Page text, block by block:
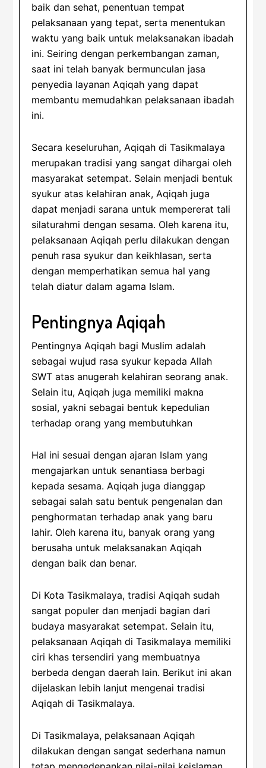
baik dan sehat, penentuan tempat
pelaksanaan yang tepat, serta menentukan
waktu yang baik untuk melaksanakan ibadah
ini. Seiring dengan perkembangan zaman,
saat ini telah banyak bermunculan jasa
penyedia layanan Aqiqah yang dapat
membantu memudahkan pelaksanaan ibadah
ini.
Secara keseluruhan, Aqiqah di Tasikmalaya
merupakan tradisi yang sangat dihargai oleh
masyarakat setempat. Selain menjadi bentuk
syukur atas kelahiran anak, Aqiqah juga
dapat menjadi sarana untuk mempererat tali
silaturahmi dengan sesama. Oleh karena itu,
pelaksanaan Aqiqah perlu dilakukan dengan
penuh rasa syukur dan keikhlasan, serta
dengan memperhatikan semua hal yang
telah diatur dalam agama Islam.
Pentingnya Aqiqah
Pentingnya Aqiqah bagi Muslim adalah
sebagai wujud rasa syukur kepada Allah
SWT atas anugerah kelahiran seorang anak.
Selain itu, Aqiqah juga memiliki makna
sosial, yakni sebagai bentuk kepedulian
terhadap orang yang membutuhkan
Hal ini sesuai dengan ajaran Islam yang
mengajarkan untuk senantiasa berbagi
kepada sesama. Aqiqah juga dianggap
sebagai salah satu bentuk pengenalan dan
penghormatan terhadap anak yang baru
lahir. Oleh karena itu, banyak orang yang
berusaha untuk melaksanakan Aqiqah
dengan baik dan benar.
Di Kota Tasikmalaya, tradisi Aqiqah sudah
sangat populer dan menjadi bagian dari
budaya masyarakat setempat. Selain itu,
pelaksanaan Aqiqah di Tasikmalaya memiliki
ciri khas tersendiri yang membuatnya
berbeda dengan daerah lain. Berikut ini akan
dijelaskan lebih lanjut mengenai tradisi
Aqiqah di Tasikmalaya.
Di Tasikmalaya, pelaksanaan Aqiqah
dilakukan dengan sangat sederhana namun